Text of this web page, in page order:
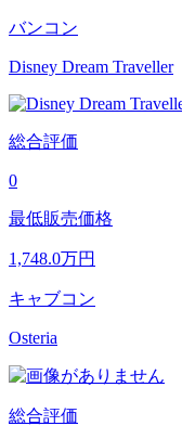
バンコン
Disney Dream Traveller
総合評価
0
最低販売価格
1,748.0万円
キャブコン
Osteria
総合評価